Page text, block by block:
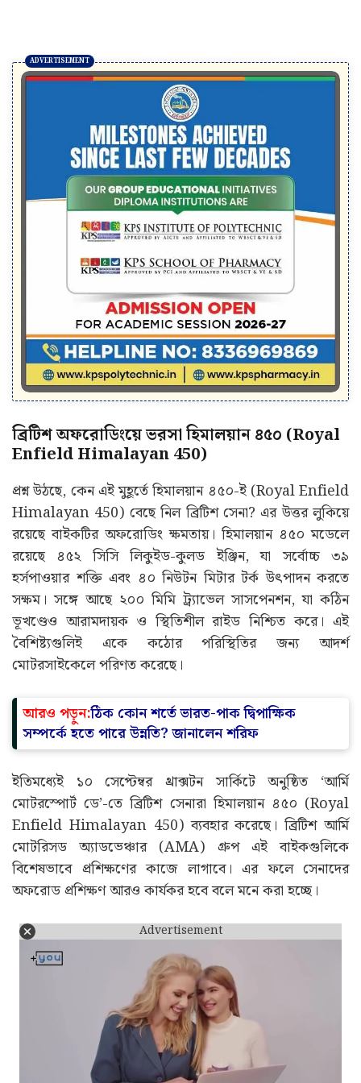
ব্রিটিশ অফরোডিংয়ে ভরসা হিমালয়ান ৪৫০ (Royal
Enfield Himalayan 450)
প্রশ্ন উঠছে, কেন এই মুহূর্তে হিমালয়ান ৪৫০-ই (Royal Enfield
Himalayan 450) বেছে নিল ব্রিটিশ সেনা? এর উত্তর লুকিয়ে
রয়েছে বাইকটির অফরোডিং ক্ষমতায়। হিমালয়ান ৪৫০ মডেলে
রয়েছে ৪৫২ সিসি লিকুইড-কুলড ইঞ্জিন, যা সর্বোচ্চ ৩৯
হর্সপাওয়ার শক্তি এবং ৪০ নিউটন মিটার টর্ক উৎপাদন করতে
সক্ষম। সঙ্গে আছে ২০০ মিমি ট্র্যাভেল সাসপেনশন, যা কঠিন
ভূখণ্ডেও আরামদায়ক ও স্থিতিশীল রাইড নিশ্চিত করে। এই
বৈশিষ্ট্যগুলিই একে কঠোর পরিস্থিতির জন্য আদর্শ
মোটরসাইকেলে পরিণত করেছে।
আরও পড়ুন:ঠিক কোন শর্তে ভারত-পাক দ্বিপাক্ষিক
সম্পর্কে হতে পারে উন্নতি? জানালেন শরিফ
ইতিমধ্যেই ১০ সেপ্টেম্বর থ্রাক্সটন সার্কিটে অনুষ্ঠিত ‘আর্মি
মোটরস্পোর্ট ডে’-তে ব্রিটিশ সেনারা হিমালয়ান ৪৫০ (Royal
Enfield Himalayan 450) ব্যবহার করেছে। ব্রিটিশ আর্মি
মোটরিসড অ্যাডভেঞ্চার (AMA) গ্রুপ এই বাইকগুলিকে
বিশেষভাবে প্রশিক্ষণের কাজে লাগাবে। এর ফলে সেনাদের
অফরোড প্রশিক্ষণ আরও কার্যকর হবে বলে মনে করা হচ্ছে।
Advertisement